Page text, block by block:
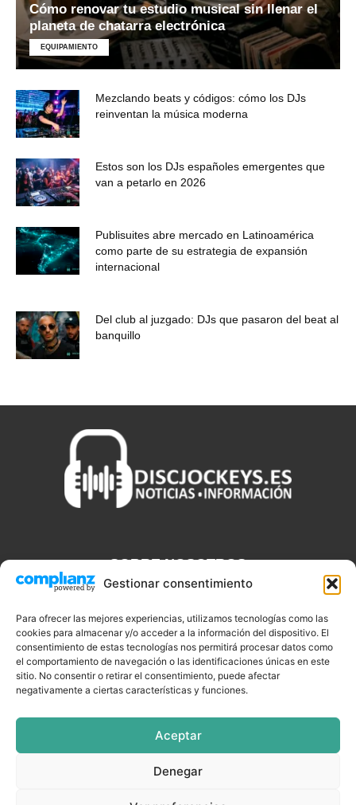
Gestionar consentimiento
Para ofrecer las mejores experiencias, utilizamos tecnologías como las
cookies para almacenar y/o acceder a la información del dispositivo. El
consentimiento de estas tecnologías nos permitirá procesar datos como
el comportamiento de navegación o las identificaciones únicas en este
sitio. No consentir o retirar el consentimiento, puede afectar
negativamente a ciertas características y funciones.
Aceptar
Denegar
Cómo renovar tu estudio musical sin llenar el
planeta de chatarra electrónica
EQUIPAMIENTO
Mezclando beats y códigos: cómo los DJs
reinventan la música moderna
Estos son los DJs españoles emergentes que
van a petarlo en 2026
Publisuites abre mercado en Latinoamérica
como parte de su estrategia de expansión
internacional
Del club al juzgado: DJs que pasaron del beat al
banquillo
SOBRE NOSOTROS
que necesitas saber sobre noticias, novedades, tecnologías y
aplicaciones que te ayudaran a ser un mejor Djs.
SÍGUENOS
EQUIPAMIENTO EVENTOS